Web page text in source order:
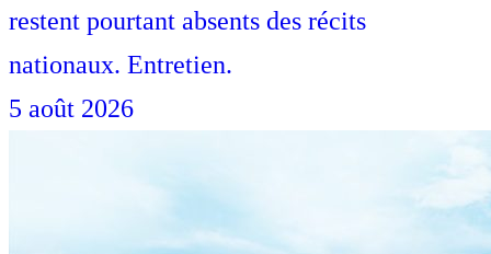
restent pourtant absents des récits
nationaux. Entretien.
5 août 2026